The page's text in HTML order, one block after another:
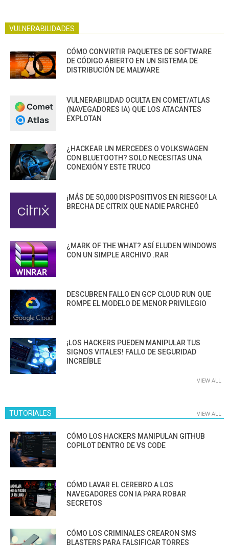
VULNERABILIDADES
CÓMO CONVIRTIR PAQUETES DE SOFTWARE
DE CÓDIGO ABIERTO EN UN SISTEMA DE
DISTRIBUCIÓN DE MALWARE
VULNERABILIDAD OCULTA EN COMET/ATLAS
(NAVEGADORES IA) QUE LOS ATACANTES
EXPLOTAN
¿HACKEAR UN MERCEDES O VOLKSWAGEN
CON BLUETOOTH? SOLO NECESITAS UNA
CONEXIÓN Y ESTE TRUCO
¡MÁS DE 50,000 DISPOSITIVOS EN RIESGO! LA
BRECHA DE CITRIX QUE NADIE PARCHEÓ
¿MARK OF THE WHAT? ASÍ ELUDEN WINDOWS
CON UN SIMPLE ARCHIVO .RAR
DESCUBREN FALLO EN GCP CLOUD RUN QUE
ROMPE EL MODELO DE MENOR PRIVILEGIO
¡LOS HACKERS PUEDEN MANIPULAR TUS
SIGNOS VITALES! FALLO DE SEGURIDAD
INCREÍBLE
VIEW ALL
TUTORIALES VIEW ALL
CÓMO LOS HACKERS MANIPULAN GITHUB
COPILOT DENTRO DE VS CODE
CÓMO LAVAR EL CEREBRO A LOS
NAVEGADORES CON IA PARA ROBAR
SECRETOS
CÓMO LOS CRIMINALES CREARON SMS
BLASTERS PARA FALSIFICAR TORRES